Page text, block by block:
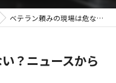
ベテラン頼みの現場は危ない？ニュースから考えるこれからの軽貨物
？ニュースから